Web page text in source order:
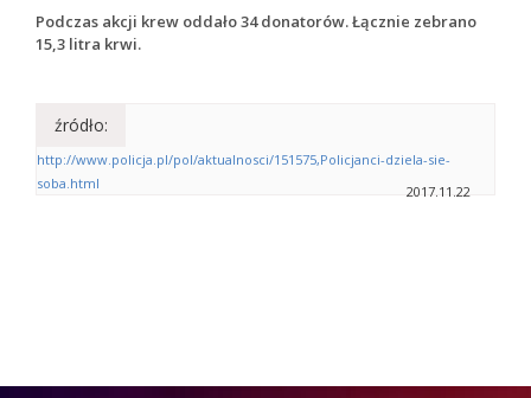
Podczas akcji krew oddało 34 donatorów. Łącznie zebrano
15,3 litra krwi.
źródło:
http://www.policja.pl/pol/aktualnosci/151575,Policjanci-dziela-sie-
soba.html
2017.11.22